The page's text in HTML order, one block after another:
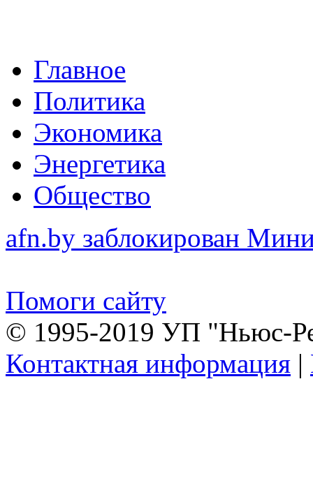
Главное
Политика
Экономика
Энергетика
Общество
afn.by заблокирован
Помоги сайту
© 1995-2019 УП "Ньюс-
Контактная информация |